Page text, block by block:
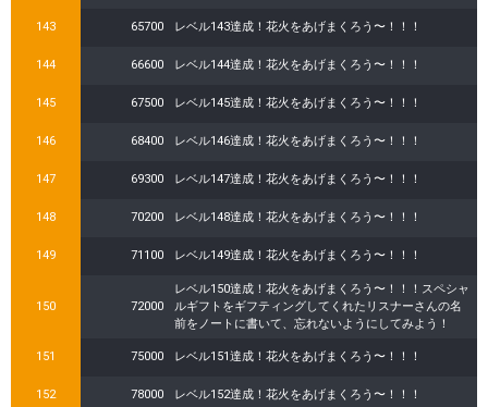
143 65700 レベル143達成！花火をあげまくろう〜！！！
144 66600 レベル144達成！花火をあげまくろう〜！！！
145 67500 レベル145達成！花火をあげまくろう〜！！！
146 68400 レベル146達成！花火をあげまくろう〜！！！
147 69300 レベル147達成！花火をあげまくろう〜！！！
148 70200 レベル148達成！花火をあげまくろう〜！！！
149 71100 レベル149達成！花火をあげまくろう〜！！！
150 72000
レベル150達成！花火をあげまくろう〜！！！スペシャ
ルギフトをギフティングしてくれたリスナーさんの名
前をノートに書いて、忘れないようにしてみよう！
151 75000 レベル151達成！花火をあげまくろう〜！！！
152 78000 レベル152達成！花火をあげまくろう〜！！！